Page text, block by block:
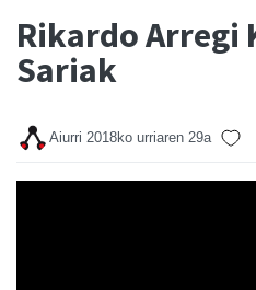
Rikardo Arregi
Sariak
Aiurri 2018ko urriaren 29a